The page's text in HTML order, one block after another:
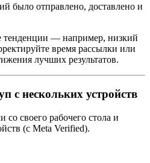
было отправлено, доставлено и
тенденции — например, низкий
время рассылки или
лучших результатов.
с нескольких устройств
своего рабочего стола и
(с Meta Verified).